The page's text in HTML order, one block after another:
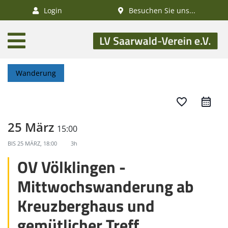
Login Besuchen Sie uns...
AKTUELLES
Aktivitätenkalender
Veranstaltungen
GESUNDHEIT
Gesundheitswandern
Wanderabzeichen
NATUR
/
Wanderung
favorite_border
25 März 15:00
BIS 25 MÄRZ, 18:00 3h
OV Völklingen -
Mittwochswanderung ab
Kreuzberghaus und